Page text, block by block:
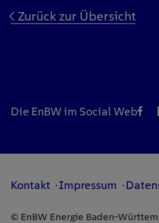
Zurück zur Übersicht
Die EnBW im Social Web
Kontakt Impressum
© EnBW Energie Baden-